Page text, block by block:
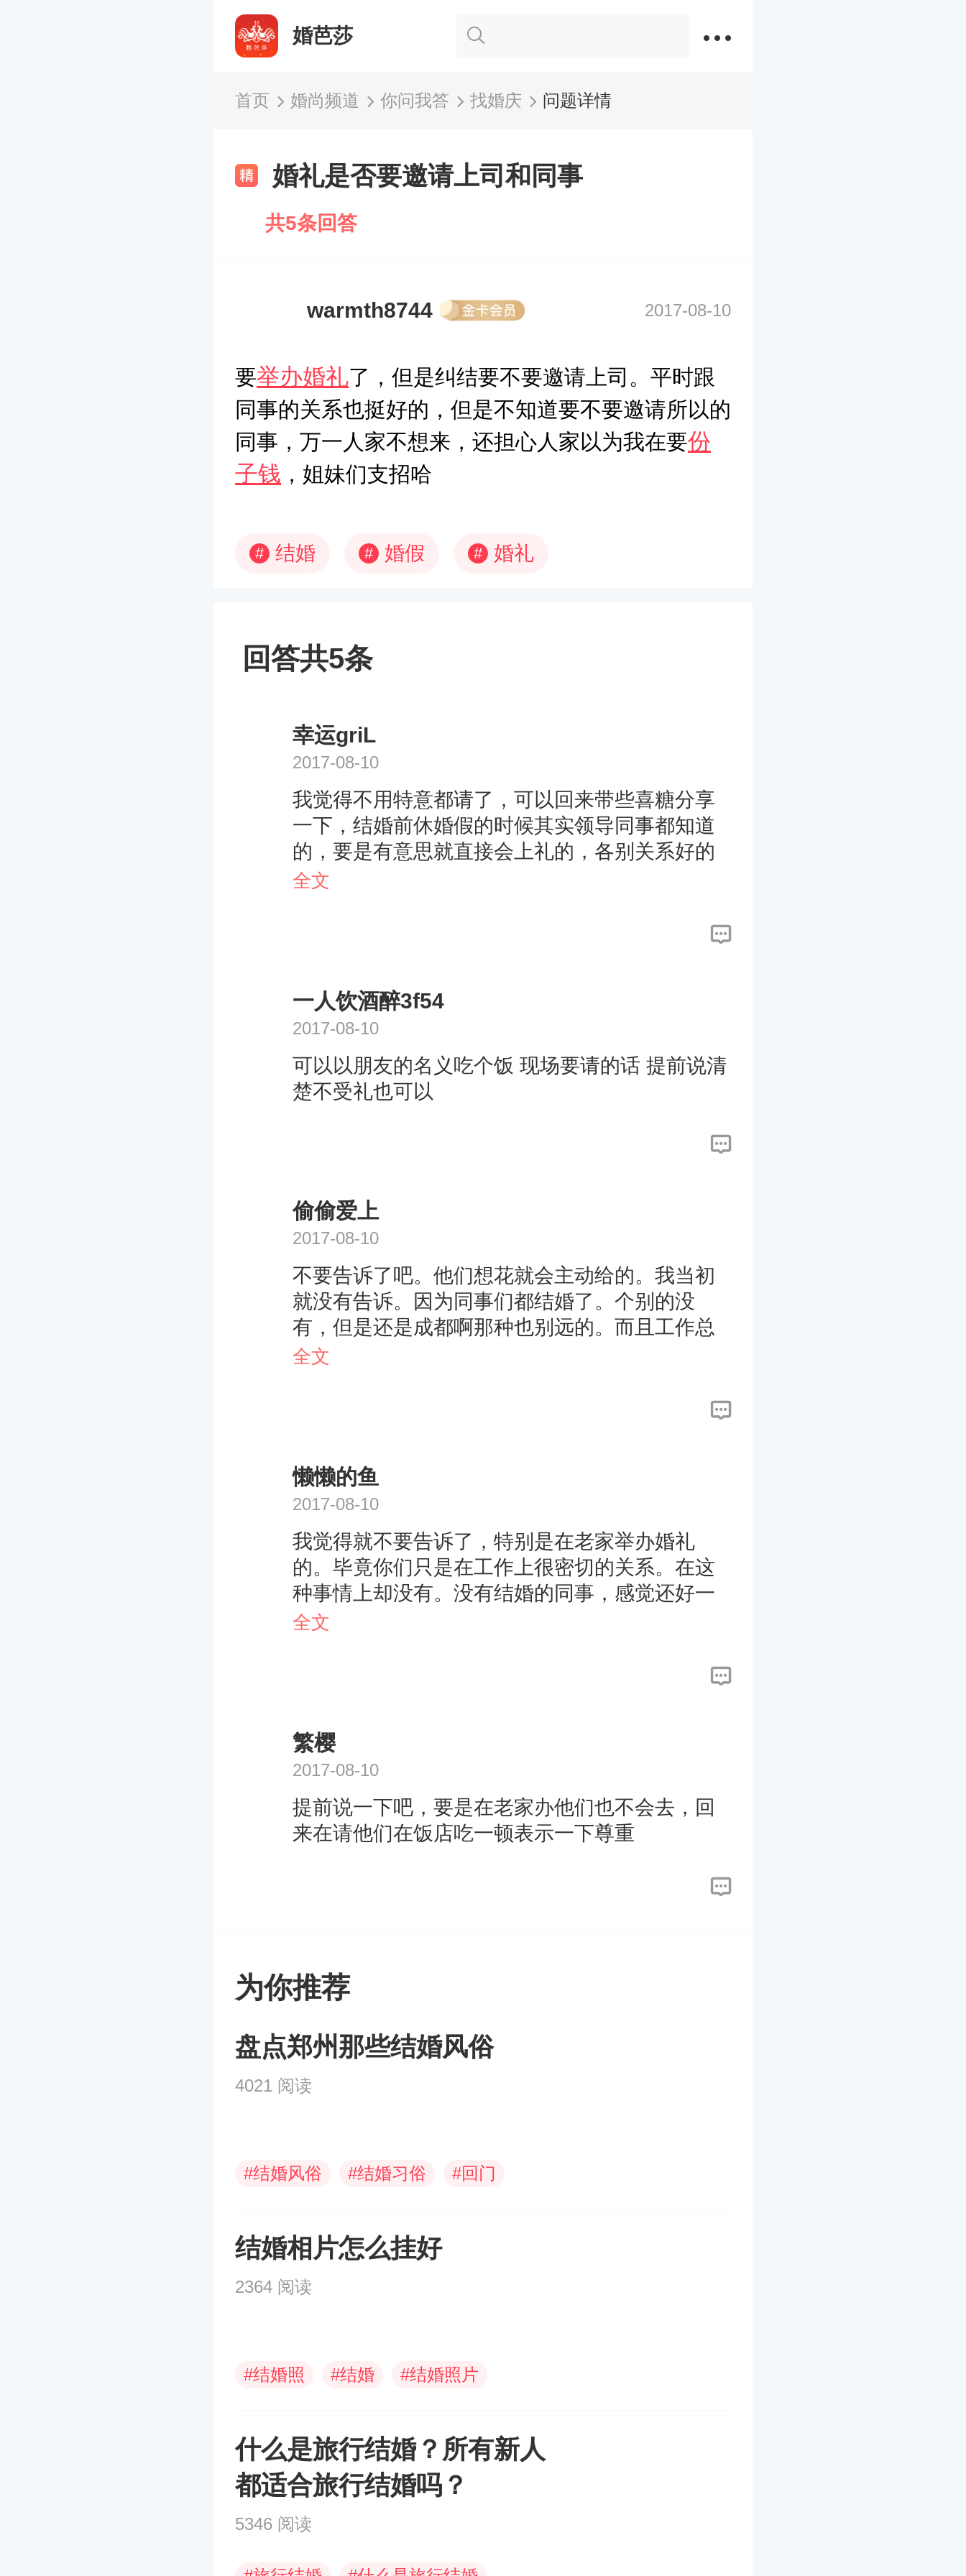
婚芭莎
首页 婚尚频道 你问我答 找婚庆 问题详情
婚礼是否要邀请上司和同事
共5条回答
warmth8744 2017-08-10
要举办婚礼了，但是纠结要不要邀请上司。平时跟
同事的关系也挺好的，但是不知道要不要邀请所以的
同事，万一人家不想来，还担心人家以为我在要份
子钱 ，姐妹们支招哈
# 结婚 # 婚假 # 婚礼
回答共5条
幸运griL
2017-08-10
我觉得不用特意都请了，可以回来带些喜糖分享
一下，结婚前休婚假的时候其实领导同事都知道
的，要是有意思就直接会上礼的，各别关系好的
可以单独请一下，不用每个人都通知，这样给人
定想着这钱是收不回来的，礼尚往来也就是未结
全文
一人饮酒醉3f54
2017-08-10
可以以朋友的名义吃个饭 现场要请的话 提前说清
楚不受礼也可以
偷偷爱上
2017-08-10
不要告诉了吧。他们想花就会主动给的。我当初
就没有告诉。因为同事们都结婚了。个别的没
有，但是还是成都啊那种也别远的。而且工作总
是换。不确定什么时候就辞职了呢。怎么好意思
全文
懒懒的鱼
2017-08-10
我觉得就不要告诉了，特别是在老家举办婚礼
的。毕竟你们只是在工作上很密切的关系。在这
种事情上却没有。没有结婚的同事，感觉还好一
点。等人家结婚的时候可以还回去。结完婚的同
花钱的人，也知道了解你，自然会有表示的。我
全文
繁樱
2017-08-10
提前说一下吧，要是在老家办他们也不会去，回
来在请他们在饭店吃一顿表示一下尊重
为你推荐
盘点郑州那些结婚风俗
4021 阅读
#结婚风俗 #结婚习俗 #回门
结婚相片怎么挂好
2364 阅读
#结婚照 #结婚 #结婚照片
什么是旅行结婚？所有新人
都适合旅行结婚吗？
5346 阅读